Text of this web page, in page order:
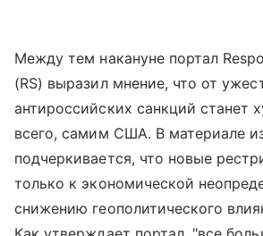
Между тем накануне портал
(RS) выразил мнение, что от
антироссийских санкций станет
всего, самим США. В материале
подчеркивается, что новые
только к экономической
снижению геополитического